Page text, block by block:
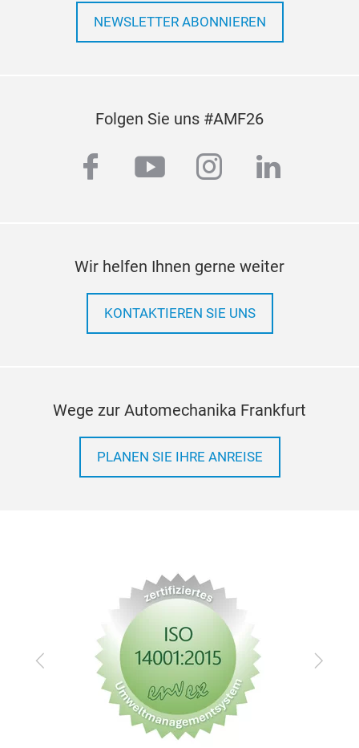
NEWSLETTER ABONNIEREN
Folgen Sie uns #AMF26
facebook
youtubeinstagram
linkedin
Wir helfen Ihnen gerne weiter
KONTAKTIEREN SIE UNS
Wege zur Automechanika Frankfurt
PLANEN SIE IHRE ANREISE
Zurück Vor